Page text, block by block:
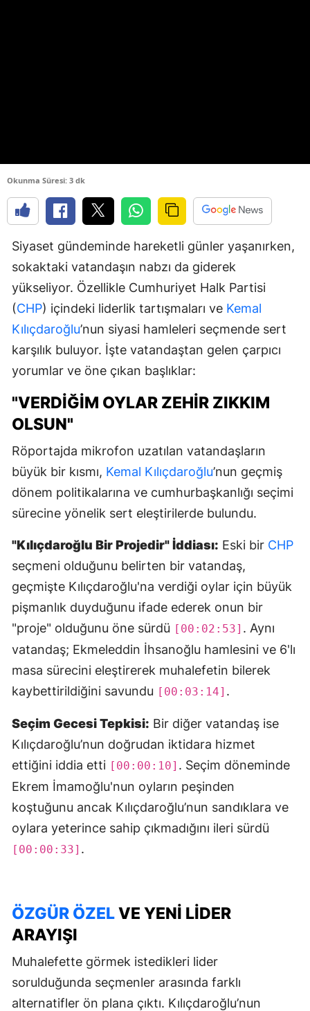
Okunma Süresi: 3 dk
Siyaset gündeminde hareketli günler yaşanırken,
sokaktaki vatandaşın nabzı da giderek
yükseliyor. Özellikle Cumhuriyet Halk Partisi
(CHP) içindeki liderlik tartışmaları ve Kemal
Kılıçdaroğlu’nun siyasi hamleleri seçmende sert
karşılık buluyor. İşte vatandaştan gelen çarpıcı
yorumlar ve öne çıkan başlıklar:
"VERDIĞIM OYLAR ZEHIR ZIKKIM
OLSUN"
Röportajda mikrofon uzatılan vatandaşların
büyük bir kısmı, Kemal Kılıçdaroğlu’nun geçmiş
dönem politikalarına ve cumhurbaşkanlığı seçimi
sürecine yönelik sert eleştirilerde bulundu.
"Kılıçdaroğlu Bir Projedir" İddiası: Eski bir CHP
seçmeni olduğunu belirten bir vatandaş,
geçmişte Kılıçdaroğlu'na verdiği oylar için büyük
pişmanlık duyduğunu ifade ederek onun bir
"proje" olduğunu öne sürdü [00:02:53] . Aynı
vatandaş; Ekmeleddin İhsanoğlu hamlesini ve 6'lı
masa sürecini eleştirerek muhalefetin bilerek
kaybettirildiğini savundu [00:03:14] .
Seçim Gecesi Tepkisi: Bir diğer vatandaş ise
Kılıçdaroğlu’nun doğrudan iktidara hizmet
ettiğini iddia etti [00:00:10] . Seçim döneminde
Ekrem İmamoğlu'nun oyların peşinden
koştuğunu ancak Kılıçdaroğlu’nun sandıklara ve
oylara yeterince sahip çıkmadığını ileri sürdü
[00:00:33] .
ÖZGÜR ÖZELVE YENI LIDER
ARAYIŞI
Muhalefette görmek istedikleri lider
sorulduğunda seçmenler arasında farklı
alternatifler ön plana çıktı. Kılıçdaroğlu’nun